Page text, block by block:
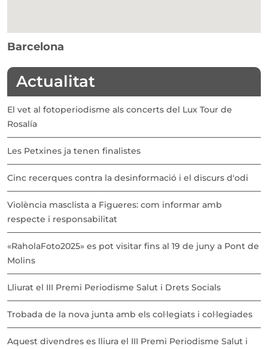
Barcelona
Actualitat
El vet al fotoperiodisme als concerts del Lux Tour de
Rosalía
Les Petxines ja tenen finalistes
Cinc recerques contra la desinformació i el discurs d'odi
Violència masclista a Figueres: com informar amb
respecte i responsabilitat
«RaholaFoto2025» es pot visitar fins al 19 de juny a Pont de
Molins
Lliurat el III Premi Periodisme Salut i Drets Socials
Trobada de la nova junta amb els col·legiats i col·legiades
Aquest divendres es lliura el III Premi Periodisme Salut i